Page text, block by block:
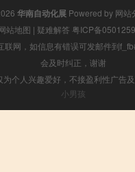
华南自动化展Powered by 网站
站地图 | 疑难解答 粤ICP备
联网，如信息有错误可发邮件到
会及时纠正，谢谢
为个人兴趣爱好，不接盈利性广告
小男孩